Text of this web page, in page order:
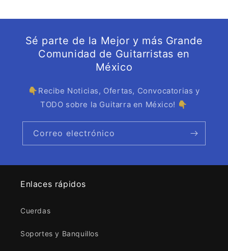
Sé parte de la Mejor y más Grande
Comunidad de Guitarristas en
México
👇Recibe Noticias, Ofertas, Convocatorias y
TODO sobre la Guitarra en México! 👇
Correo electrónico
Enlaces rápidos
Cuerdas
Soportes y Banquillos